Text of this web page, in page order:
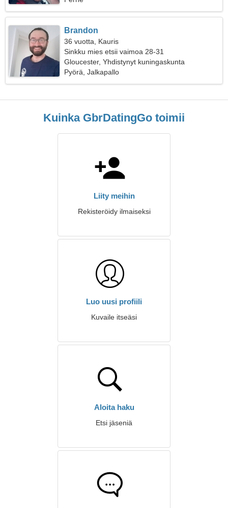
Brandon
36 vuotta, Kauris
Sinkku mies etsii vaimoa 28-31
Gloucester, Yhdistynyt kuningaskunta
Pyörä, Jalkapallo
Kuinka GbrDatingGo toimii
Liity meihin
Rekisteröidy ilmaiseksi
Luo uusi profiili
Kuvaile itseäsi
Aloita haku
Etsi jäseniä